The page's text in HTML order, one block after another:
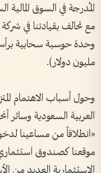
المُدرجة في السوق
مع تحالف بقيادتنا في
مليون دولار).
وحول أسباب الاهتمام
العربية السعودية وسائر
«انطلاقاً من مساعينا
موقعنا كصندوق